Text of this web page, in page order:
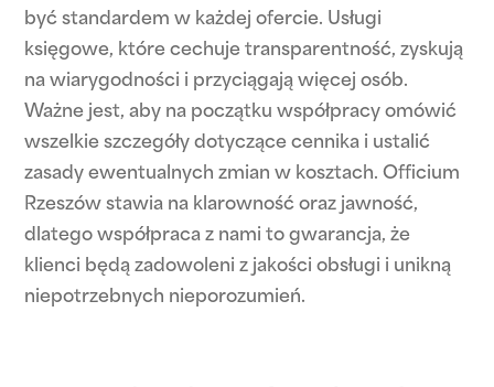
być standardem w każdej ofercie. Usługi
księgowe, które cechuje transparentność, zyskują
na wiarygodności i przyciągają więcej osób.
Ważne jest, aby na początku współpracy omówić
wszelkie szczegóły dotyczące cennika i ustalić
zasady ewentualnych zmian w kosztach. Officium
Rzeszów stawia na klarowność oraz jawność,
dlatego współpraca z nami to gwarancja, że
klienci będą zadowoleni z jakości obsługi i unikną
niepotrzebnych nieporozumień.